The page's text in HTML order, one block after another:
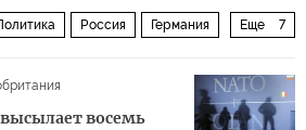
Еще 7
Россия Германия
восемь